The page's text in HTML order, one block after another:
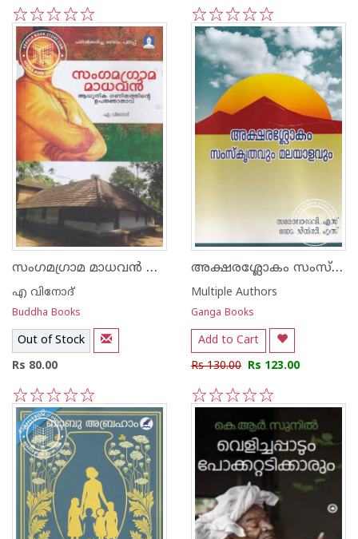
5
4
3
2
1 5
4
3
2
1
സംഗമഗ്രാമ മാധവന്‍ ആധുനിക ഗണിതത്തിന്റെ ഉപജ്ഞാതാവ്
എ വിനോദ്
Buddha Books
Out of Stock
Rs 80.00
5
4
3
2
1
അക്ഷരശ്ലോകം സംസ്കൃതവും മലയാളവും
Multiple Authors
Ganga Books
Add to Cart
Rs 130.00 Rs 123.00
5
4
3
2
1